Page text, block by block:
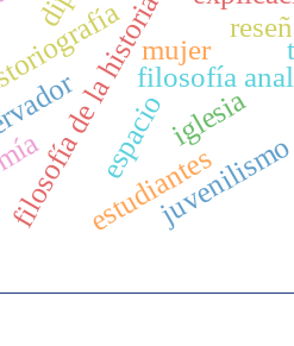
filosofía
filosofía de la historiaiglesia
estudiantes
juvenilismo
espacio
mujer